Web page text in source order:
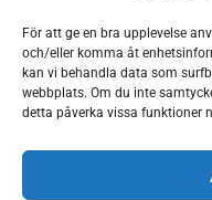
För att ge en bra upplevelse
och/eller komma åt
kan vi behandla data som
webbplats. Om du inte
detta påverka vissa funktioner